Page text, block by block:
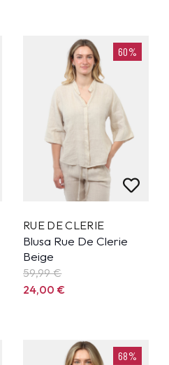
60%
RUE DE CLERIE
Blusa Rue De Clerie
Beige
59,99€
24,00€
68%